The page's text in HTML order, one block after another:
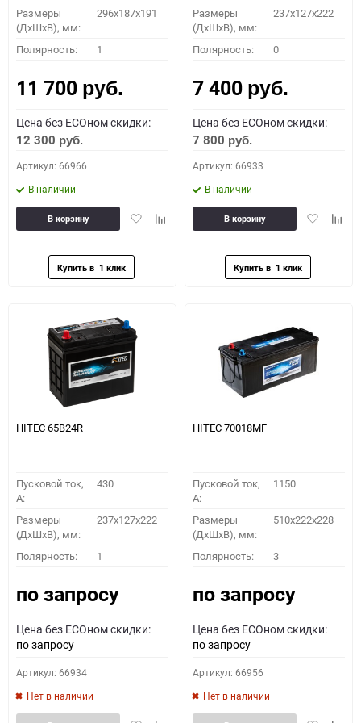
Размеры
(ДхШхВ), мм:
296х187х191
Полярность: 1
11 700 руб.
Цена без ECOном скидки:
12 300 руб.
Артикул: 66966
В наличии
ДобавитьДобавить
В корзину
Размеры
(ДхШхВ), мм:
237x127x222
Полярность: 0
7 400 руб.
Цена без ECOном скидки:
7 800 руб.
Артикул: 66933
В наличии
Добавить
В корзину
HITEC 65B24R
Пусковой ток,
A:
430
Размеры
(ДхШхВ), мм:
237x127x222
Полярность: 1
по запросу
Цена без ECOном скидки:
по запросу
Артикул: 66934
Нет в наличии
HITEC 70018MF
Пусковой ток,
A:
1150
Размеры
(ДхШхВ), мм:
510x222x228
Полярность: 3
по запросу
Цена без ECOном скидки:
по запросу
Артикул: 66956
Нет в наличии